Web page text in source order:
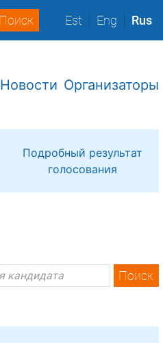
Est Eng Rus
Новости Организаторы
Подробный результат
голосования
Поиск